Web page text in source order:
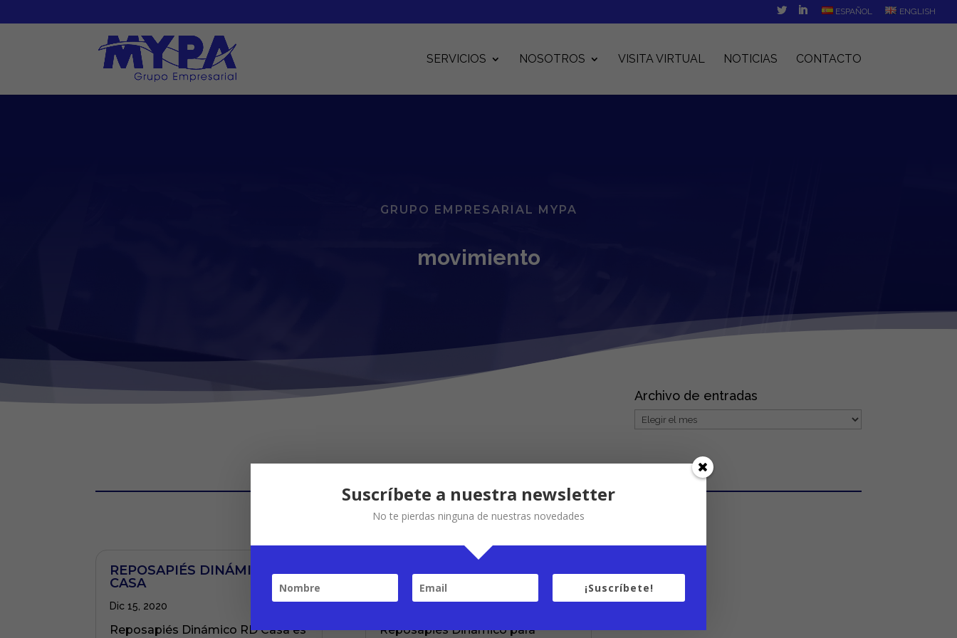
ESPAÑOL ENGLISH
SERVICIOS NOSOTROS VISITA VIRTUAL NOTICIAS CONTACTO
GRUPO EMPRESARIAL MYPA
movimiento
Archivo de entradas
Archivo
REPOSAPIÉS DINÁMICO RD
CASA
Dic 15, 2020
Reposapiés Dinámico RD Casa es
REPOSAPIÉS DINÁMICO
RDPRO
Reposapiés Dinámico para
Suscríbete a nuestra newsletter
No te pierdas ninguna de nuestras novedades
¡Suscríbete!